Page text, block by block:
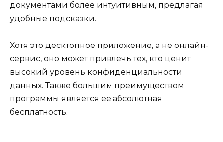
документами более интуитивным, предлагая
удобные подсказки.
Хотя это десктопное приложение, а не онлайн-
сервис, оно может привлечь тех, кто ценит
высокий уровень конфиденциальности
данных. Также большим преимуществом
программы является ее абсолютная
бесплатность.